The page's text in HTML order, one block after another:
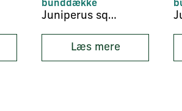
bunddække
Juniperus squamata ‘Blue Carpet’
Læs mere